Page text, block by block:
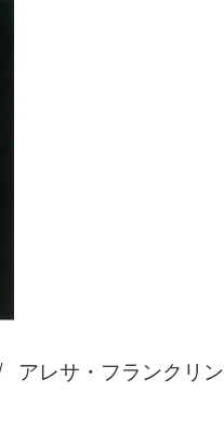
・フランクリン